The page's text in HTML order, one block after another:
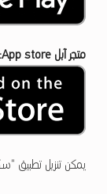
متجر آبل App store:
يمكن تنزيل تطبيق